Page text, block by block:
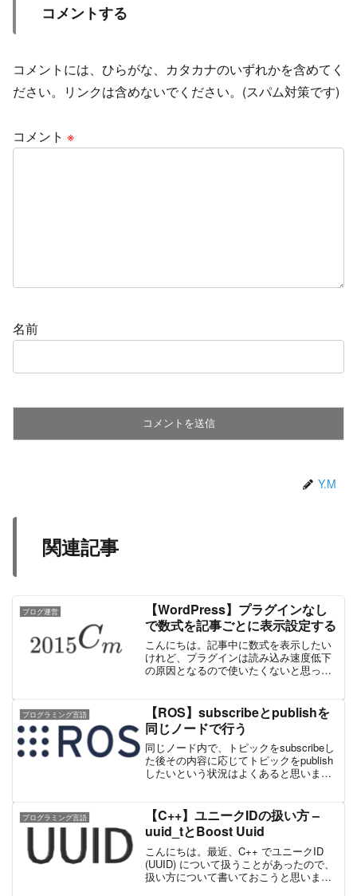
コメントする
コメントには、ひらがな、カタカナのいずれかを含めてく
ださい。リンクは含めないでください。(スパム対策です)
コメント ※
名前
Y.M
関連記事
ブログ運営
【WordPress】プラグインなし
で数式を記事ごとに表示設定する
こんにちは。記事中に数式を表示したい
けれど、プラグインは読み込み速度低下
の原因となるので使いたくないと思って
をしてしまうと、数式がない記事まで数
式表示設定を読み込んでし...
プログラミング言語
【ROS】subscribeとpublishを
同じノードで行う
同じノード内で、トピックをsubscribeし
た後その内容に応じてトピックをpublish
したいという状況はよくあると思いま
きます。同じノードで行うためには、...
プログラミング言語
【C++】ユニークIDの扱い方 –
uuid_tとBoost Uuid
こんにちは。最近、C++ でユニークID
(UUID) について扱うことがあったので、
扱い方について書いておこうと思いま